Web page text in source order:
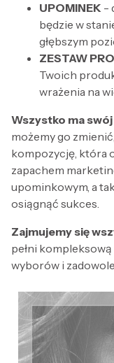
UPOMINEK -
będzie w
głębszym
ZESTAW
Twoich
wrażenia na
Wszystko ma
możemy go
kompozycję, która
zapachem
upominkowym, a
osiągnąć sukces.
Zajmujemy się
pełni
wyborów i